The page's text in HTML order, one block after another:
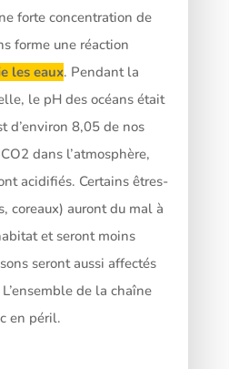
forte concentration de
forme une réaction
les eaux. Pendant la
le pH des océans était
d’environ 8,05 de nos
dans l’atmosphère,
acidifiés. Certains êtres-
coreaux) auront du mal à
et seront moins
seront aussi affectés
de la chaîne
en péril.